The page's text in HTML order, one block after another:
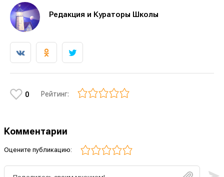
Редакция и Кураторы Школы
0 Рейтинг:
Комментарии
Оцените публикацию: